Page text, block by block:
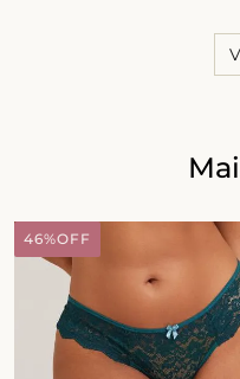
caimento, tanto para as
46%OFF